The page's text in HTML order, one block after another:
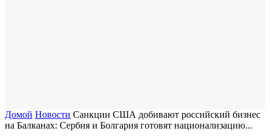
Домой Новости Санкции США добивают российский бизнес
на Балканах: Сербия и Болгария готовят национализацию...